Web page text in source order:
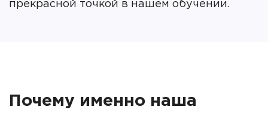
прекрасной точкой в нашем обучении.
Почему именно наша